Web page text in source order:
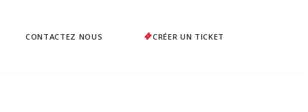
CONTACTEZ NOUS CRÉER UN TICKET